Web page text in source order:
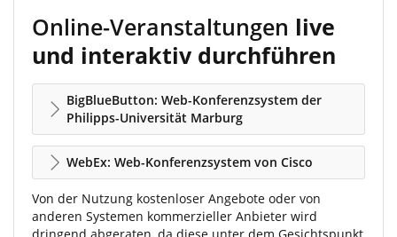
Online-Veranstaltungen live
und interaktiv durchführen
BigBlueButton: Web-Konferenzsystem der
Philipps-Universität Marburg
WebEx: Web-Konferenzsystem von Cisco
Von der Nutzung kostenloser Angebote oder von
anderen Systemen kommerzieller Anbieter wird